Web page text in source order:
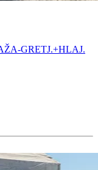
GRETJ.+HLAJ.